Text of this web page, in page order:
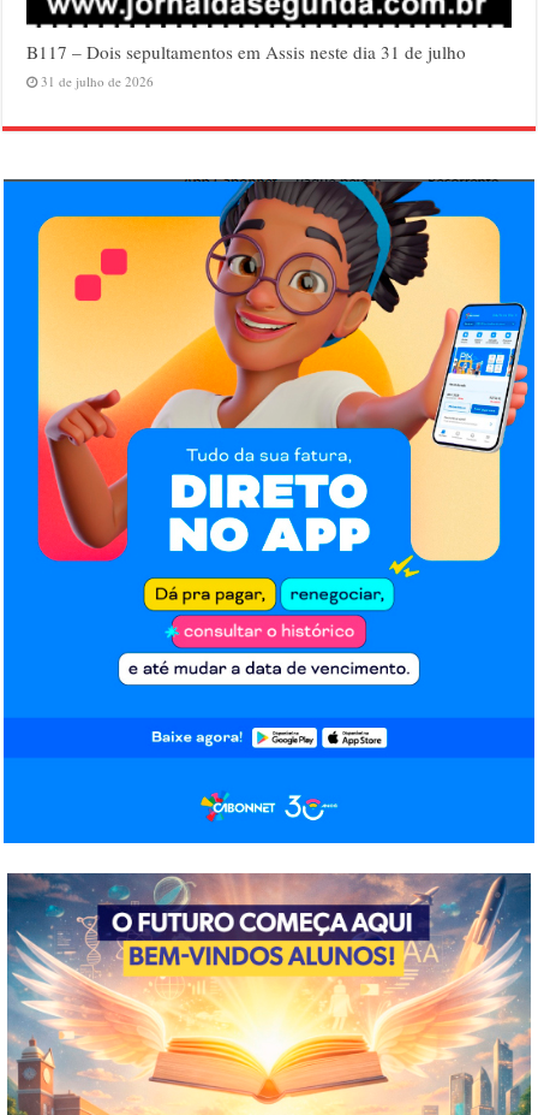
B117 – Dois sepultamentos em Assis neste dia 31 de julho
31 de julho de 2026